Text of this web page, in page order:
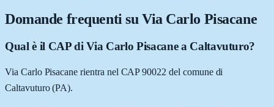
Domande frequenti su Via Carlo Pisacane
Qual è il CAP di Via Carlo Pisacane a Caltavuturo?
Via Carlo Pisacane rientra nel CAP 90022 del comune di
Caltavuturo (PA).